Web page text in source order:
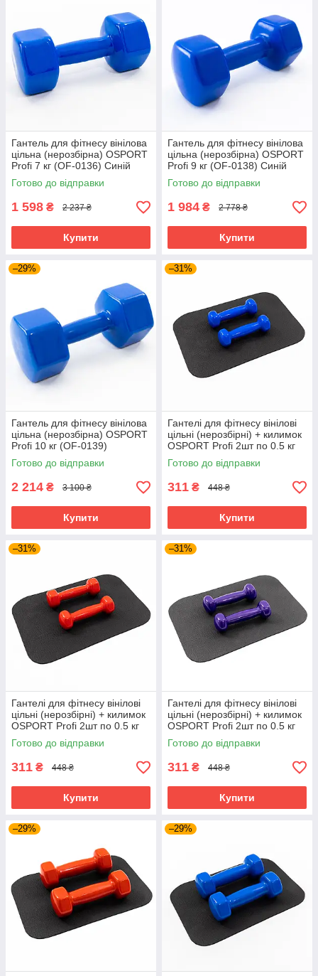
Гантель для фітнесу вінілова
цільна (нерозбірна) OSPORT
Profi 7 кг (OF-0136) Синій
Готово до відправки
1 598 ₴ 2 237 ₴
Купити
Гантель для фітнесу вінілова
цільна (нерозбірна) OSPORT
Profi 9 кг (OF-0138) Синій
Готово до відправки
1 984 ₴ 2 778 ₴
Купити
–29%
Гантель для фітнесу вінілова
цільна (нерозбірна) OSPORT
Profi 10 кг (OF-0139)
Готово до відправки
2 214 ₴ 3 100 ₴
Купити
–31%
Гантелі для фітнесу вінілові
цільні (нерозбірні) + килимок
OSPORT Profi 2шт по 0.5 кг
(OF-0200) Синій
Готово до відправки
311 ₴ 448 ₴
Купити
–31%
Гантелі для фітнесу вінілові
цільні (нерозбірні) + килимок
OSPORT Profi 2шт по 0.5 кг
(OF-0200) Червоний
Готово до відправки
311 ₴ 448 ₴
Купити
–31%
Гантелі для фітнесу вінілові
цільні (нерозбірні) + килимок
OSPORT Profi 2шт по 0.5 кг
(OF-0200) Фіолетовий
Готово до відправки
311 ₴ 448 ₴
Купити
–29% –29%